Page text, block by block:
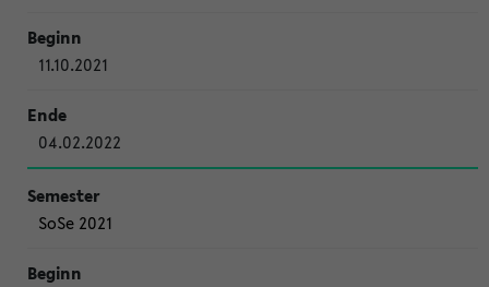
11.10.2021
04.02.2022
SoSe 2021